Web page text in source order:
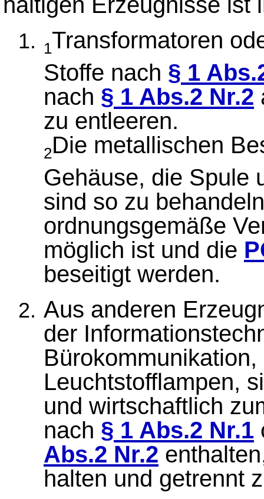
1Transformatoren
Stoffe nach § 1
nach § 1 Abs.2 Nr.2
zu entleeren.
2Die metallischen
Gehäuse, die Spule
sind so zu
ordnungsgemäße
möglich ist und die
beseitigt werden.
Aus anderen
der
Leuchtstofflampen,
und wirtschaftlich
nach § 1 Abs.2 Nr.1
Abs.2 Nr.2
halten und getrennt